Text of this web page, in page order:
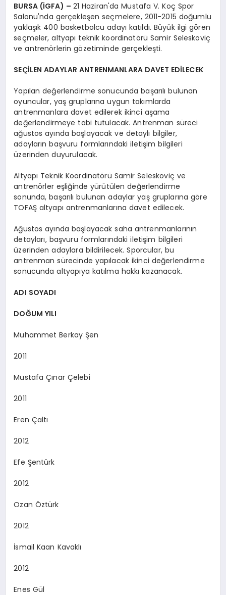
BURSA (İGFA) – 21 Haziran'da Mustafa V. Koç Spor
Salonu'nda gerçekleşen seçmelere, 2011-2015 doğumlu
yaklaşık 400 basketbolcu adayı katıldı. Büyük ilgi gören
seçmeler, altyapı teknik koordinatörü Samir Seleskoviç
ve antrenörlerin gözetiminde gerçekleşti.
SEÇİLEN ADAYLAR ANTRENMANLARA DAVET EDİLECEK
Yapılan değerlendirme sonucunda başarılı bulunan
oyuncular, yaş gruplarına uygun takımlarda
antrenmanlara davet edilerek ikinci aşama
değerlendirmeye tabi tutulacak. Antrenman süreci
ağustos ayında başlayacak ve detaylı bilgiler,
adayların başvuru formlarındaki iletişim bilgileri
üzerinden duyurulacak.
Altyapı Teknik Koordinatörü Samir Seleskoviç ve
antrenörler eşliğinde yürütülen değerlendirme
sonunda, başarılı bulunan adaylar yaş gruplarına göre
TOFAŞ altyapı antrenmanlarına davet edilecek.
Ağustos ayında başlayacak saha antrenmanlarının
detayları, başvuru formlarındaki iletişim bilgileri
üzerinden adaylara bildirilecek. Sporcular, bu
antrenman sürecinde yapılacak ikinci değerlendirme
sonucunda altyapıya katılma hakkı kazanacak.
ADI SOYADI
DOĞUM YILI
Muhammet Berkay Şen
2011
Mustafa Çınar Çelebi
2011
Eren Çaltı
2012
Efe Şentürk
2012
Ozan Öztürk
2012
İsmail Kaan Kavaklı
2012
Enes Gül